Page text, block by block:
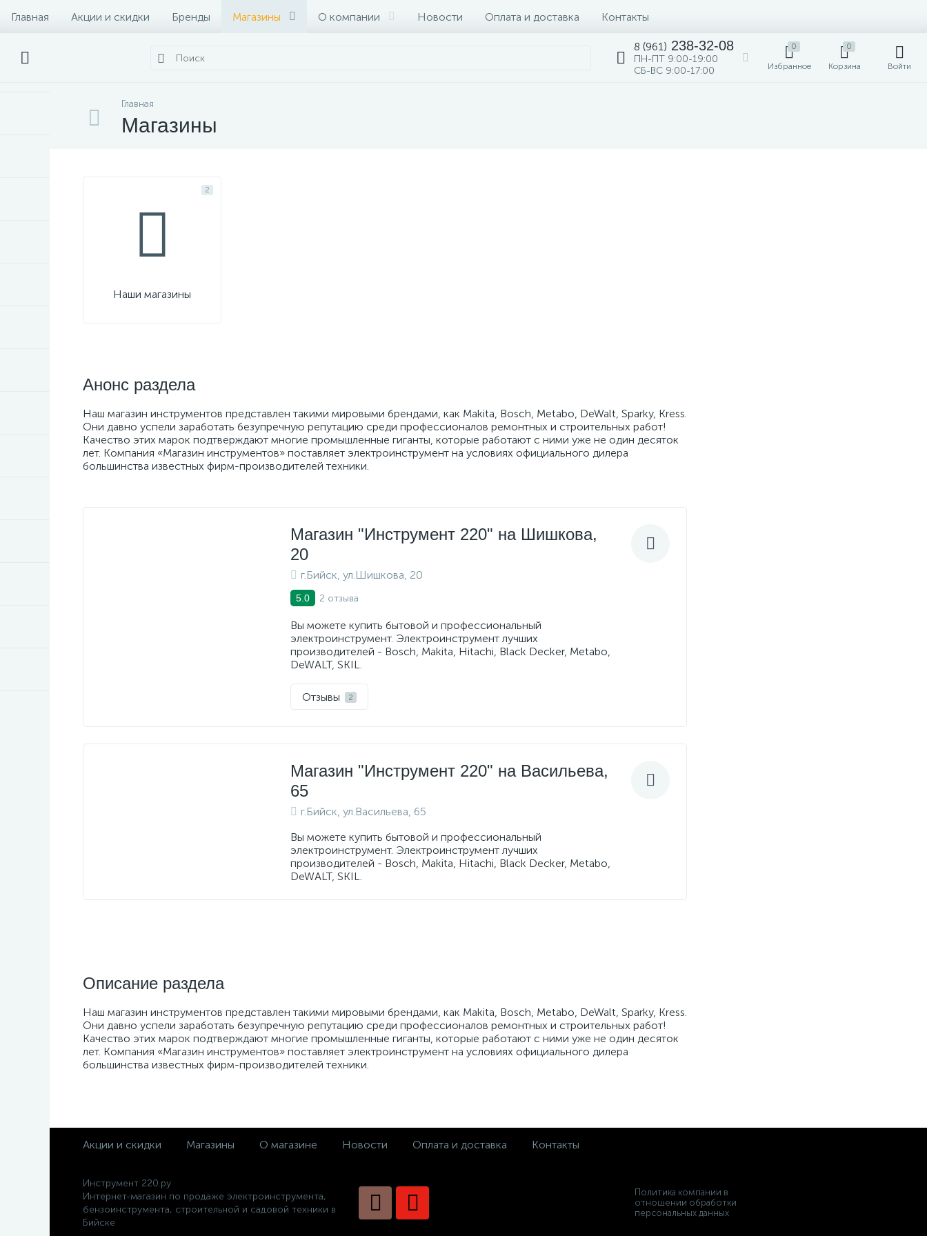
Главная Акции и скидки Бренды Магазины О компании Новости Оплата и доставка Контакты
8 (961) 238-32-08
ПН-ПТ 9:00-19:00
СБ-ВС 9:00-17:00
0
Избранное
0
Корзина Войти
Главная
Магазины
2
Наши магазины
Анонс раздела
Наш магазин инструментов представлен такими мировыми брендами, как Makita, Bosch, Metabo, DeWalt, Sparky, Kress.
Они давно успели заработать безупречную репутацию среди профессионалов ремонтных и строительных работ!
Качество этих марок подтверждают многие промышленные гиганты, которые работают с ними уже не один десяток
лет. Компания «Магазин инструментов» поставляет электроинструмент на условиях официального дилера
большинства известных фирм-производителей техники.
Магазин "Инструмент 220" на Шишкова,
20
г.Бийск, ул.Шишкова, 20
5.0 2 отзыва
Вы можете купить бытовой и профессиональный
электроинструмент. Электроинструмент лучших
производителей - Bosch, Makita, Hitachi, Black Decker, Metabo,
DeWALT, SKIL.
Отзывы 2
Магазин "Инструмент 220" на Васильева,
65
г.Бийск, ул.Васильева, 65
Вы можете купить бытовой и профессиональный
электроинструмент. Электроинструмент лучших
производителей - Bosch, Makita, Hitachi, Black Decker, Metabo,
DeWALT, SKIL.
Описание раздела
Наш магазин инструментов представлен такими мировыми брендами, как Makita, Bosch, Metabo, DeWalt, Sparky, Kress.
Они давно успели заработать безупречную репутацию среди профессионалов ремонтных и строительных работ!
Качество этих марок подтверждают многие промышленные гиганты, которые работают с ними уже не один десяток
лет. Компания «Магазин инструментов» поставляет электроинструмент на условиях официального дилера
большинства известных фирм-производителей техники.
загрузка карты...
Акции и скидки Магазины О магазине Новости Оплата и доставка Контакты
Инструмент 220.ру
Интернет-магазин по продаже электроинструмента,
бензоинструмента, строительной и садовой техники в
Бийске
Политика компании в
отношении обработки
персональных данных